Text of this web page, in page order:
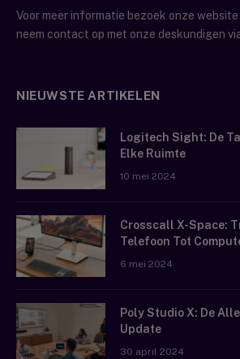
Voor meer informatie bezoek onze website
neem contact op met onze deskundigen
NIEUWSTE ARTIKELEN
Logitech Sight: De
Elke Ruimte
10 mei 2024
Crosscall X-Space:
Telefoon Tot
6 mei 2024
Poly Studio X: De
Update
30 april 2024